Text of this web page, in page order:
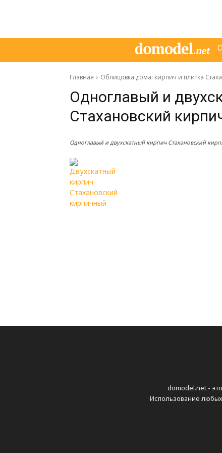
Главная Облицовка дома: кирпич и плитка
Одноглавый и
Стахановский
Одноглавый и двухскатный кирпич Стахановский
domodel.net -
Использование